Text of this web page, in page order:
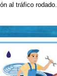
al tráfico rodado.